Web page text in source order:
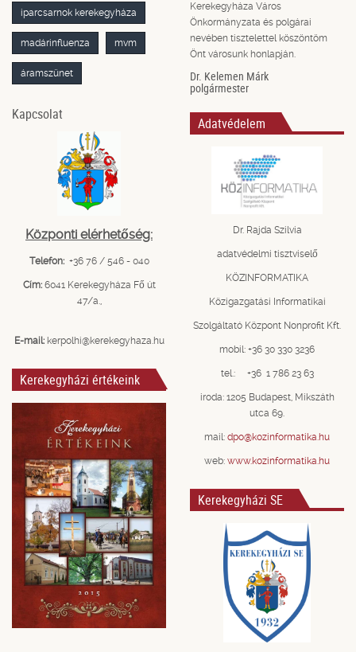
iparcsarnok kerekegyháza
madárinfluenza mvm
áramszünet
Kapcsolat
Központi elérhetőség:
Telefon: +36 76 / 546 - 040
Cím: 6041 Kerekegyháza Fő út
47/a.,
E-mail: kerpolhi@kerekegyhaza.hu
Kerekegyházi értékeink
Kerekegyháza Város
Önkormányzata és polgárai
nevében tisztelettel köszöntöm
Önt városunk honlapján.
Dr. Kelemen Márk
polgármester
Adatvédelem
Dr. Rajda Szilvia
adatvédelmi tisztviselő
KÖZINFORMATIKA
Közigazgatási Informatikai
Szolgáltató Központ Nonprofit Kft.
mobil: +36 30 330 3236
tel.: +36 1 786 23 63
iroda: 1205 Budapest, Mikszáth
utca 69.
mail: dpo@kozinformatika.hu
web: www.kozinformatika.hu
Kerekegyházi SE